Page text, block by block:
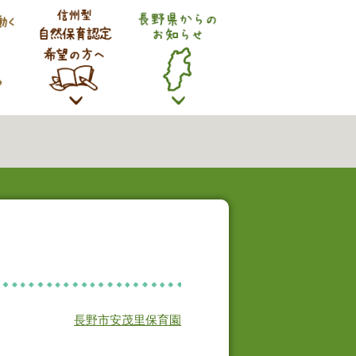
長野市安茂里保育園